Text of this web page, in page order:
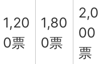
1,20
0票
1,80
0票
2,0
00
票